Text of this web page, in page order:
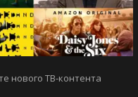
нового ТВ-контента